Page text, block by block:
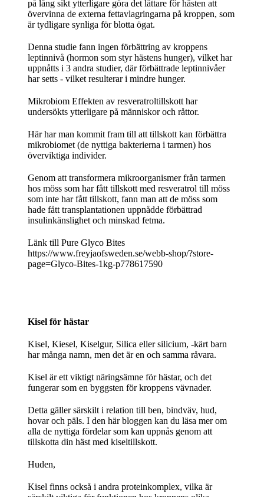
på lång sikt ytterligare göra det lättare för hästen att
övervinna de externa fettavlagringarna på kroppen, som
är tydligare synliga för blotta ögat.
Denna studie fann ingen förbättring av kroppens
leptinnivå (hormon som styr hästens hunger), vilket har
uppnåtts i 3 andra studier, där förbättrade leptinnivåer
har setts - vilket resulterar i mindre hunger.
Mikrobiom Effekten av resveratroltillskott har
undersökts ytterligare på människor och råttor.
Här har man kommit fram till att tillskott kan förbättra
mikrobiomet (de nyttiga bakterierna i tarmen) hos
överviktiga individer.
Genom att transformera mikroorganismer från tarmen
hos möss som har fått tillskott med resveratrol till möss
som inte har fått tillskott, fann man att de möss som
hade fått transplantationen uppnådde förbättrad
insulinkänslighet och minskad fetma.
Länk till Pure Glyco Bites
https://www.freyjaofsweden.se/webb-shop/?store-
page=Glyco-Bites-1kg-p778617590
Kisel för hästar
Kisel, Kiesel, Kiselgur, Silica eller silicium, -kärt barn
har många namn, men det är en och samma råvara.
Kisel är ett viktigt näringsämne för hästar, och det
fungerar som en byggsten för kroppens vävnader.
Detta gäller särskilt i relation till ben, bindväv, hud,
hovar och päls. I den här bloggen kan du läsa mer om
alla de nyttiga fördelar som kan uppnås genom att
tillskotta din häst med kiseltillskott.
Huden,
Kisel finns också i andra proteinkomplex, vilka är